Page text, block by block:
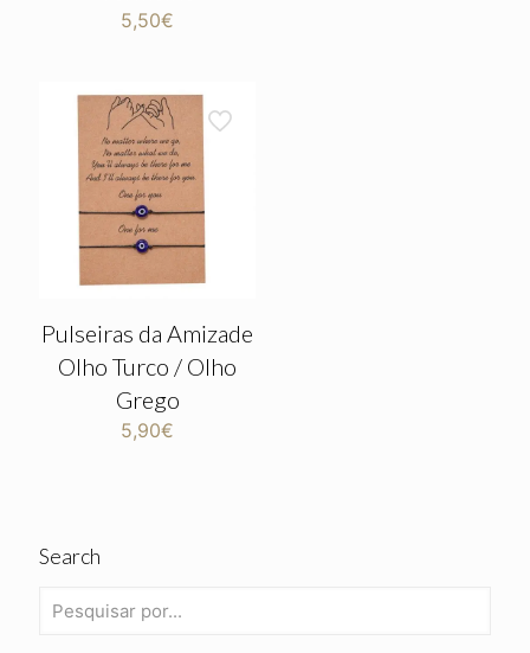
5,50€
Pulseiras da Amizade
Olho Turco / Olho
Grego
5,90€
Search